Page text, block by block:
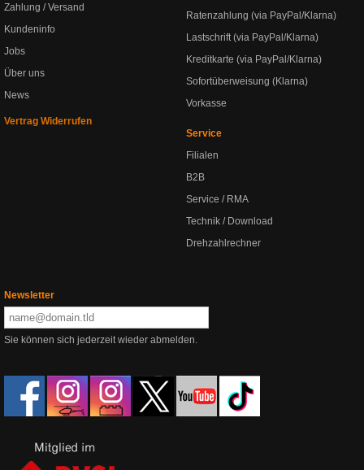
Zahlung / Versand
Kundeninfo
Jobs
Über uns
News
Vertrag Widerrufen
Ratenzahlung (via PayPal/Klarna)
Lastschrift (via PayPal/Klarna)
Kreditkarte (via PayPal/Klarna)
Sofortüberweisung (Klarna)
Vorkasse
Service
Filialen
B2B
Service / RMA
Technik / Download
Drehzahlrechner
Newsletter
Sie können sich jederzeit wieder abmelden.